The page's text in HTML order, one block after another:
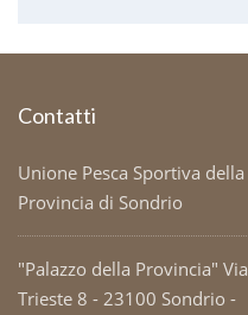
Contatti
Unione Pesca Sportiva della
Provincia di Sondrio
"Palazzo della Provincia" Via
Trieste 8 - 23100 Sondrio -